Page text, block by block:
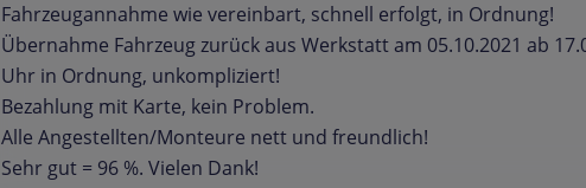
Fahrzeugannahme wie vereinbart, schnell erfolgt, in Ordnung!
Übernahme Fahrzeug zurück aus Werkstatt am 05.10.2021 ab
Uhr in Ordnung, unkompliziert!
Bezahlung mit Karte, kein Problem.
Alle Angestellten/Monteure nett und freundlich!
Sehr gut = 96 %. Vielen Dank!